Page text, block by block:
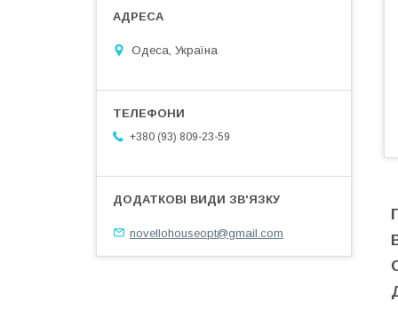
Одеса, Україна
+380 (93) 809-23-59
novellohouseopt@gmail.com